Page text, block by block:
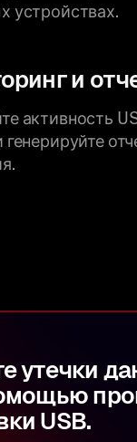
устройствах.
и
активность
утечки
USB.